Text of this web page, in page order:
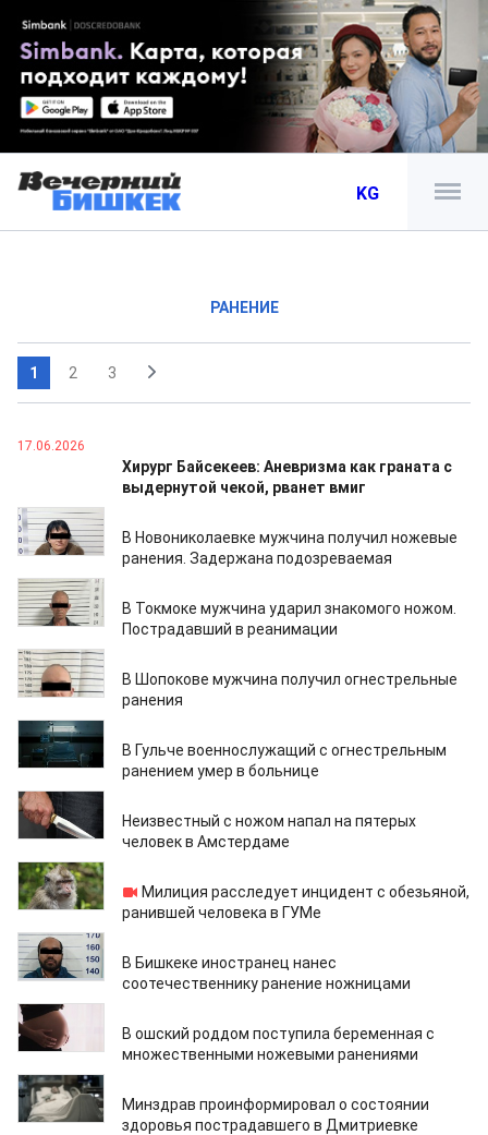
KG
РАНЕНИЕ
1 2 3
17.06.2026
Хирург Байсекеев: Аневризма как граната с
выдернутой чекой, рванет вмиг
23.04.2026
В Новониколаевке мужчина получил ножевые
ранения. Задержана подозреваемая
22.04.2026
В Токмоке мужчина ударил знакомого ножом.
Пострадавший в реанимации
13.04.2026
В Шопокове мужчина получил огнестрельные
ранения
13.04.2026
В Гульче военнослужащий с огнестрельным
ранением умер в больнице
28.03.2025
Неизвестный с ножом напал на пятерых
человек в Амстердаме
18.09.2024
Милиция расследует инцидент с обезьяной,
ранившей человека в ГУМе
12.01.2024
В Бишкеке иностранец нанес
соотечественнику ранение ножницами
24.08.2023
В ошский роддом поступила беременная с
множественными ножевыми ранениями
17.05.2023
Минздрав проинформировал о состоянии
здоровья пострадавшего в Дмитриевке